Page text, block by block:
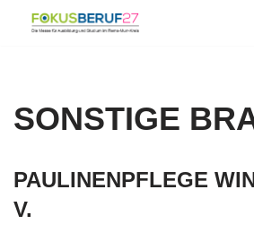
SONSTIGE
PAULINENPFLEGE
V.